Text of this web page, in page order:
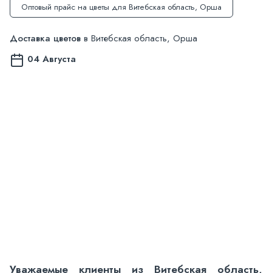
Оптовый прайс на цветы для Витебская область, Орша
Доставка цветов в Витебская область, Орша
04 Августа
Уважаемые клиенты из Витебская область,